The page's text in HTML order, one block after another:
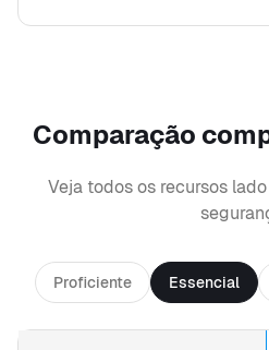
Comparação
Veja todos os recursos
Proficiente Essencial